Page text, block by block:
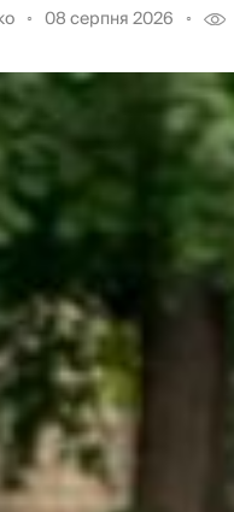
08 серпня 2026